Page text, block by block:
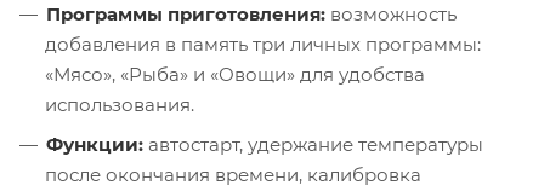
Программы приготовления: возможность
добавления в память три личных программы:
«Мясо», «Рыба» и «Овощи» для удобства
использования.
Функции: автостарт, удержание температуры
после окончания времени, калибровка